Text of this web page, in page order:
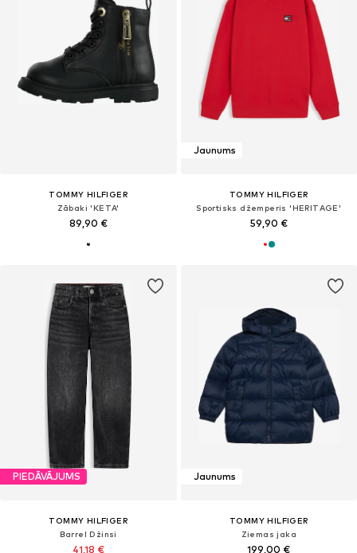
TOMMY HILFIGER
Zābaki 'KETA'
89,90 €
Jaunums
TOMMY HILFIGER
Sportisks džemperis 'HERITAGE'
59,90 €
PIEDĀVĀJUMS
TOMMY HILFIGER
Barrel Džinsi
41,18 €
Jaunums
TOMMY HILFIGER
Ziemas jaka
199,00 €